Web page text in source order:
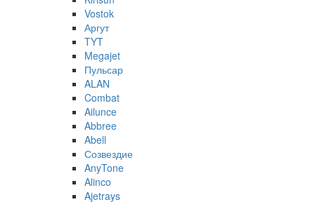
Vostok
Аргут
TYT
Megajet
Пульсар
ALAN
Combat
Ailunce
Abbree
Abell
Созвездие
AnyTone
Alinco
Ajetrays